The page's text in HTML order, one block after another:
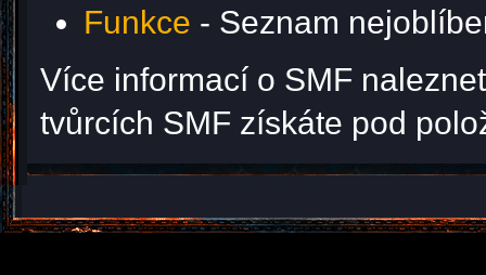
Funkce - Seznam
Více informací o SMF
tvůrcích SMF získáte pod